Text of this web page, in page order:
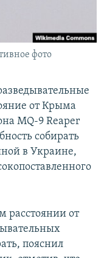
фото
от Крыма
MQ-9 Reaper
собирать
в Украине,
расстоянии от
пояснил